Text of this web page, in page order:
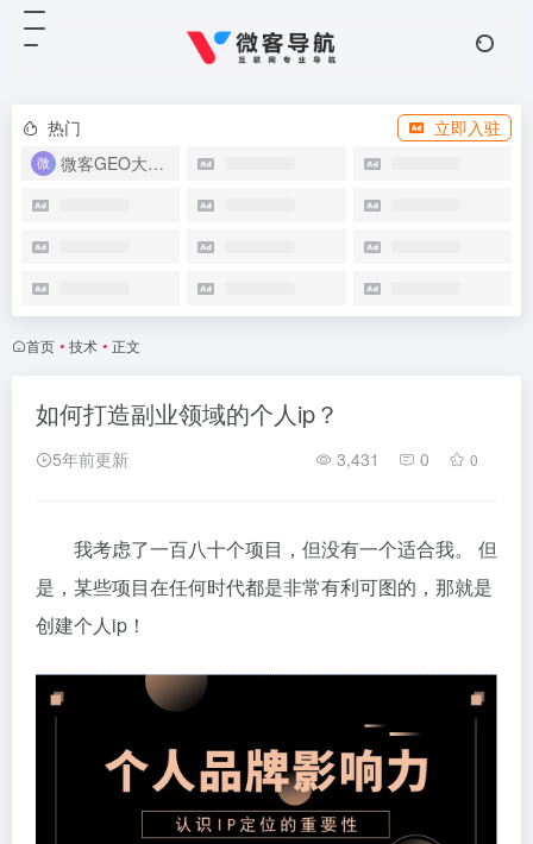
热门
立即入驻
微客GEO大模型优化系统
首页 • 技术 • 正文
如何打造副业领域的个人ip？
5年前更新 3,431 0 0
我考虑了一百八十个项目，但没有一个适合我。 但
是，某些项目在任何时代都是非常有利可图的，那就是
创建个人ip！